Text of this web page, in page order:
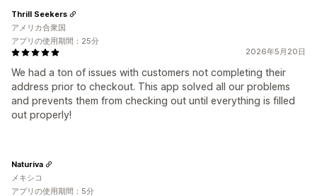
2026年5月20日
We had a ton of issues with customers not completing their
address prior to checkout. This app solved all our problems
and prevents them from checking out until everything is filled
out properly!
Thrill Seekers
アメリカ合衆国
アプリの使用期間：25分
Naturiva
メキシコ
アプリの使用期間：5分